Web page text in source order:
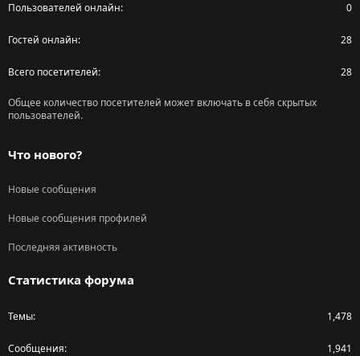
Пользователей онлайн 0
Гостей онлайн 28
Всего посетителей 28
Общее количество посетителей может включать в себя скрытых
пользователей.
Что нового?
Новые сообщения
Новые сообщения профилей
Последняя активность
Статистика форума
Темы 1,478
Сообщения 1,941